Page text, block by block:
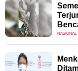
NASIONAL